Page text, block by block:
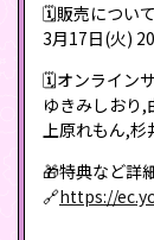
🗓販売について
3月17日(火)
🗓オンライン
ゆきみしおり
上原れもん,杉
🎁特典など詳
🔗https://